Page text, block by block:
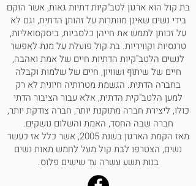
בת קול הוא ארגון לטב"קיות דתיות גאות, אשר הוקם
בידי נשים שאינן מוותרות על זהותן הדתית, וגם לא
על זכותן לממש את חייהן כלסביות, ביסקסואליות,
טרנסיות וקוויריות. בת קול פועלת על מנת לאפשר
לנשים הלטב"קיות הדתיות חיים של אמת ואהבה,
חיים של שיתוף ושוויון, חיים של שלמות וקבלה
בחברה הדתית. הגשמת מטרותיה חיונית לא רק
למען הלטב"קית הדתית, אלא עבור הציבור הדתי
כולו, ליצירת חברה מתוקנת יותר, חברה צודקת יותר,
חברה שבה החסד, האמת והשלום נושקים.
מאז הקמת הארגון בשנת 2005, אשר כלל אז כעשר
נשים, הצטרפו לבת קול מעל לחמש מאות נשים
בנות תשע עשרה עד שישים פלוס.